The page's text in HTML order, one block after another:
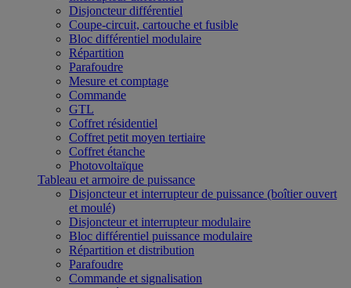
Disjoncteur différentiel
Coupe-circuit, cartouche et fusible
Bloc différentiel modulaire
Répartition
Parafoudre
Mesure et comptage
Commande
GTL
Coffret résidentiel
Coffret petit moyen tertiaire
Coffret étanche
Photovoltaïque
Tableau et armoire de puissance
Disjoncteur et interrupteur de puissance (boîtier ouvert
et moulé)
Disjoncteur et interrupteur modulaire
Bloc différentiel puissance modulaire
Répartition et distribution
Parafoudre
Commande et signalisation